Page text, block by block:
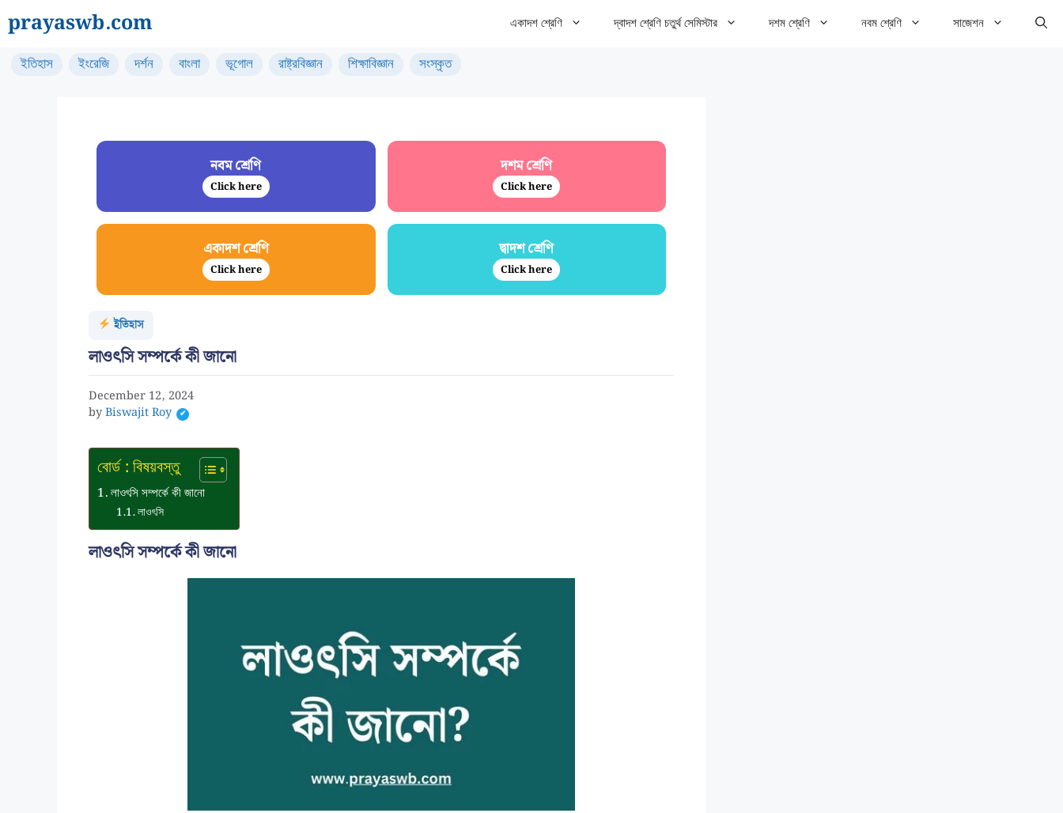
to
content
prayaswb.com একাদশ শ্রেণি দ্বাদশ শ্রেণি চতুর্থ সেমিস্টার দশম শ্রেণি নবম শ্রেণি সাজেশন
ইতিহাস ইংরেজি দর্শন বাংলা ভূগোল রাষ্ট্রবিজ্ঞান শিক্ষাবিজ্ঞান সংস্কৃত
নবম শ্রেণি
Click here
দশম শ্রেণি
Click here
একাদশ শ্রেণি
Click here
দ্বাদশ শ্রেণি
Click here
ইতিহাস
লাওৎসি সম্পর্কে কী জানো
December 12, 2024
byBiswajit Roy
বোর্ড : বিষয়বস্তু
লাওৎসি সম্পর্কে কী জানো
লাওৎসি
লাওৎসি সম্পর্কে কী জানো